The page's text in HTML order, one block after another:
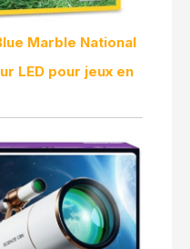
Marble National
LED pour jeux en